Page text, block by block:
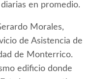
en promedio.
Morales,
de Asistencia de
de Monterrico.
edificio donde